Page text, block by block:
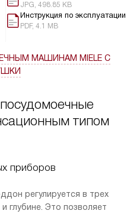
JPG, 498.85 KB
Инструкция по эксплуатации
PDF, 4.1 MB
МАШИНАМ MIELE С
типом
приборов
регулируется в трех
глубине. Это позволяет